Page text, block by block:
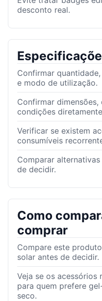
desconto real.
Confirmar
e modo de utilização.
Confirmar
condições
Verificar se existem
consumíveis
Comparar
de decidir.
Como
comprar
Compare este
solar antes de decidir.
Veja se os acessórios
para quem prefere
seco.